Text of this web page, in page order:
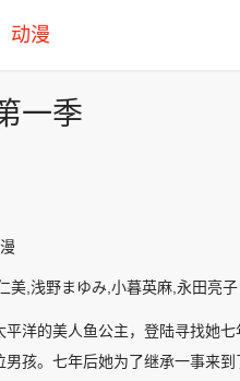
动漫
一季
美,浅野まゆみ,小暮英麻,永田亮子
平洋的美人鱼公主，登陆寻找她
男孩。七年后她为了继承一事来